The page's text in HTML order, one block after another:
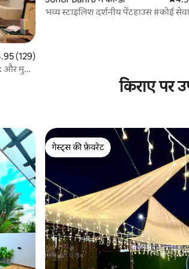
रेटिंग 5 में से 4.95, 129 समीक्षाएँ
(129)
और मुफ़्त
भव्य स्टाइलिश दर्शनीय पेंटहाउस #कोई
किराए पर
गेस्ट्स की फ़ेवरेट
गेस्ट्स की फ़ेवरेट